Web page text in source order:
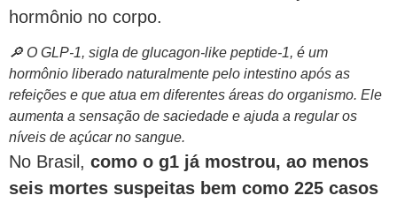
hormônio no corpo.
🔎O GLP-1, sigla de glucagon‑like peptide‑1, é um
hormônio liberado naturalmente pelo intestino após as
refeições e que atua em diferentes áreas do organismo. Ele
aumenta a sensação de saciedade e ajuda a regular os
níveis de açúcar no sangue.
No Brasil, como o g1 já mostrou, ao menos
seis mortes suspeitas bem como 225 casos